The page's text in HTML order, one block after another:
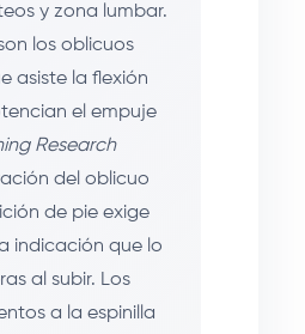
y zona lumbar.
los oblicuos
asiste la flexión
el empuje
Research
del oblicuo
de pie exige
indicación que lo
al subir. Los
a la espinilla